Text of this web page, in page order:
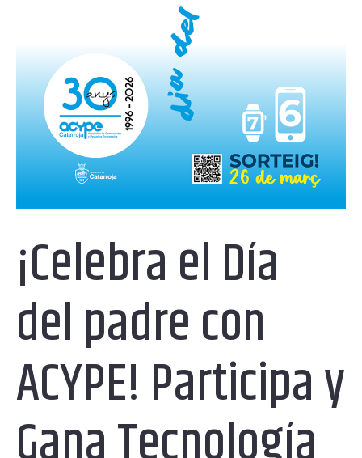
¡Celebra el Día
del padre con
ACYPE! Participa y